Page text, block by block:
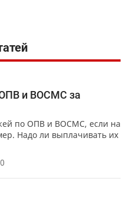
ОПВ и ВОСМС за
по ОПВ и ВОСМС, если на
Надо ли выплачивать их